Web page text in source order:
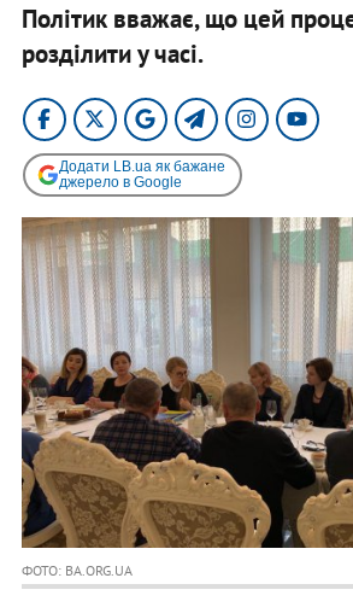
Політик вважає, що цей
розділити у часі.
Додати LB.ua як бажане
джерело в Google
ФОТО: BA.ORG.UA